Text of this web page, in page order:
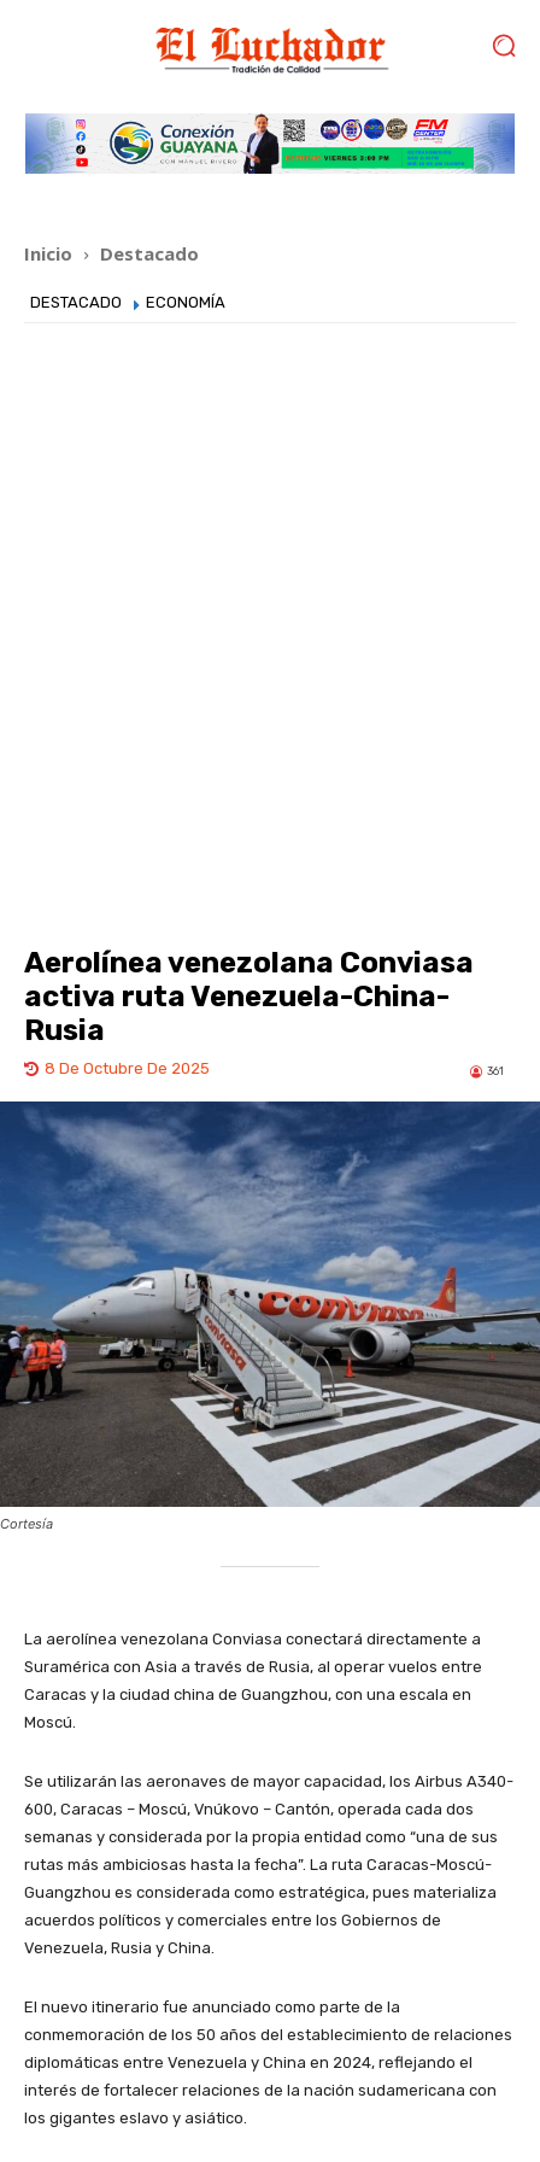
Inicio Destacado
DESTACADO ECONOMÍA
Aerolínea venezolana Conviasa
activa ruta Venezuela-China-
Rusia
8 De Octubre De 2025 361
Cortesía
La aerolínea venezolana Conviasa conectará directamente a
Suramérica con Asia a través de Rusia, al operar vuelos entre
Caracas y la ciudad china de Guangzhou, con una escala en
Moscú.
Se utilizarán las aeronaves de mayor capacidad, los Airbus A340-
600, Caracas – Moscú, Vnúkovo – Cantón, operada cada dos
semanas y considerada por la propia entidad como “una de sus
rutas más ambiciosas hasta la fecha”. La ruta Caracas-Moscú-
Guangzhou es considerada como estratégica, pues materializa
acuerdos políticos y comerciales entre los Gobiernos de
Venezuela, Rusia y China.
El nuevo itinerario fue anunciado como parte de la
conmemoración de los 50 años del establecimiento de relaciones
diplomáticas entre Venezuela y China en 2024, reflejando el
interés de fortalecer relaciones de la nación sudamericana con
los gigantes eslavo y asiático.